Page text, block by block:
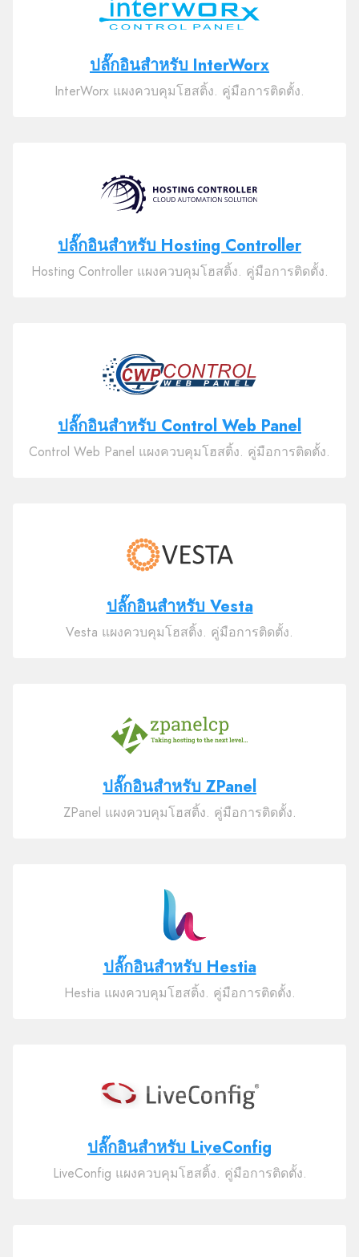
ปลั๊กอินสำหรับ InterWorx
InterWorx แผงควบคุมโฮสติ้ง. คู่มือการติดตั้ง.
ปลั๊กอินสำหรับ Hosting Controller
Hosting Controller แผงควบคุมโฮสติ้ง. คู่มือการติดตั้ง.
ปลั๊กอินสำหรับ Control Web Panel
Control Web Panel แผงควบคุมโฮสติ้ง. คู่มือการติดตั้ง.
ปลั๊กอินสำหรับ Vesta
Vesta แผงควบคุมโฮสติ้ง. คู่มือการติดตั้ง.
ปลั๊กอินสำหรับ ZPanel
ZPanel แผงควบคุมโฮสติ้ง. คู่มือการติดตั้ง.
ปลั๊กอินสำหรับ Hestia
Hestia แผงควบคุมโฮสติ้ง. คู่มือการติดตั้ง.
ปลั๊กอินสำหรับ LiveConfig
LiveConfig แผงควบคุมโฮสติ้ง. คู่มือการติดตั้ง.